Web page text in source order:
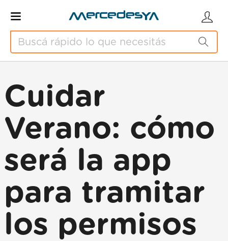
Cuidar
Verano: cómo
será la app
para tramitar
los permisos